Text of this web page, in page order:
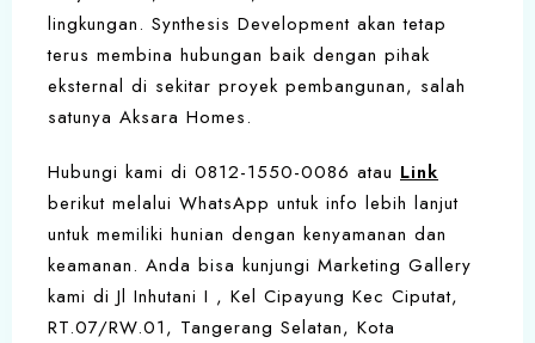
lingkungan. Synthesis Development akan tetap
terus membina hubungan baik dengan pihak
eksternal di sekitar proyek pembangunan, salah
satunya Aksara Homes.
Hubungi kami di 0812-1550-0086 atau Link
berikut melalui WhatsApp untuk info lebih lanjut
untuk memiliki hunian dengan kenyamanan dan
keamanan. Anda bisa kunjungi Marketing Gallery
kami di Jl Inhutani I , Kel Cipayung Kec Ciputat,
RT.07/RW.01, Tangerang Selatan, Kota